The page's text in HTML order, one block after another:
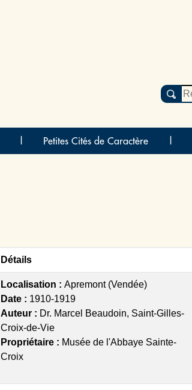
Petites Cités de Caractère
Détails
Localisation : Apremont (Vendée)
Date : 1910-1919
Auteur : Dr. Marcel Beaudoin, Saint-Gilles-
Croix-de-Vie
Propriétaire : Musée de l'Abbaye Sainte-
Croix